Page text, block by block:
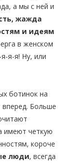
а мы с ней и
жажда
и идеям
в женском
я-я! Ну, или
ботинок на
вперед. Больше
имеют четкую
короче
люди, всегда